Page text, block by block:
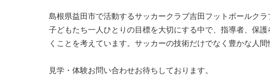
島根県益田市で活動するサッカークラブ吉田フットボールクラ
子どもたち一人ひとりの目標を大切にする中で、指導者、保
くことを考えています。サッカーの技術だけでなく豊かな人間
見学・体験お問い合わせお待ちしております。